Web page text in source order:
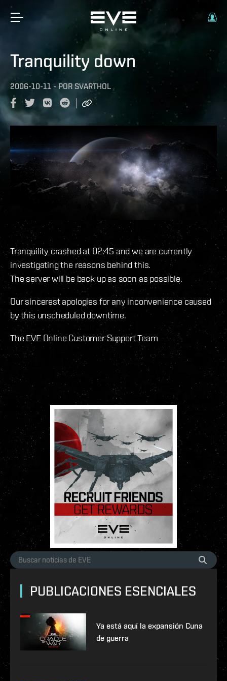
Tranquility down
2006-10-11 - POR SVARTHOL
Tranquility crashed at 02:45 and we are currently
investigating the reasons behind this.
The server will be back up as soon as possible.
Our sincerest apologies for any inconvenience caused
by this unscheduled downtime.
The EVE Online Customer Support Team
PUBLICACIONES ESENCIALES
Ya está aquí la expansión Cuna
de guerra